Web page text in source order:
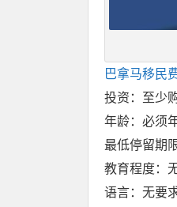
巴拿马移民
投资：至少
年龄：必须
最低停留期
教育程度：
语言：无要求